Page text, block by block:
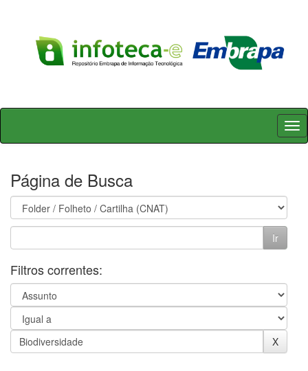
Skip
Página de Busca
Filtros correntes: